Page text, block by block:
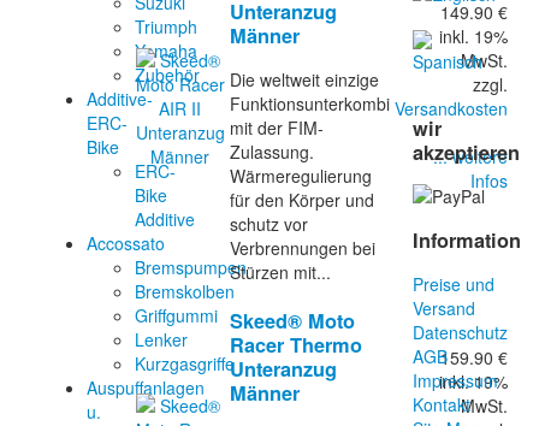
Triumph
Yamaha
Zubehör
Additive-
ERC-
Bike
ERC-
Bike
Additive
Accossato
Bremspumpen
Bremskolben
Griffgummi
Lenker
Kurzgasgriffe
Auspuffanlagen
u.
Unteranzug
Männer
Die weltweit einzige
Funktionsunterkombi
mit der FIM-
Zulassung.
Wärmeregulierung
für den Körper und
schutz vor
Verbrennungen bei
Stürzen mit...
149.90 €
inkl. 19%
MwSt.
zzgl.
Versandkosten
... weitere
Infos
Skeed® Moto
Racer Thermo
Unteranzug
Männer
159.90 €
inkl. 19%
MwSt.
wir
akzeptieren
Information
Preise und
Versand
Datenschutz
AGB
Impressum
Kontakt